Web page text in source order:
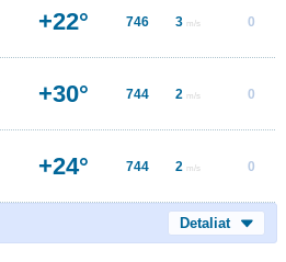
+22° 746 3 m/s 0
+30° 744 2 m/s 0
+24° 744 2 m/s 0
Detaliat